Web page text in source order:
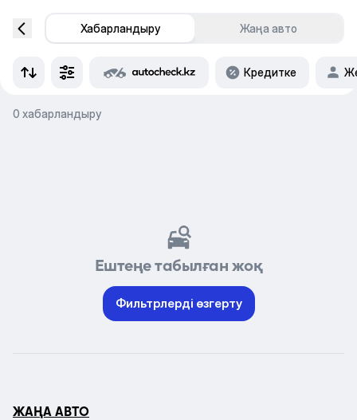
Хабарландыру Жаңа авто
Кредитке
0 хабарландыру
Ештеңе табылған жоқ
Фильтрлерді өзгерту
ЖАҢА АВТО